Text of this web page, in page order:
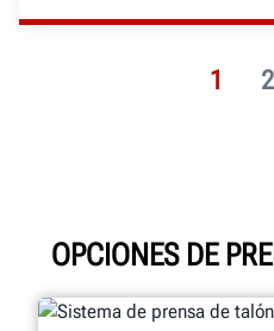
1 2
OPCIONES DE